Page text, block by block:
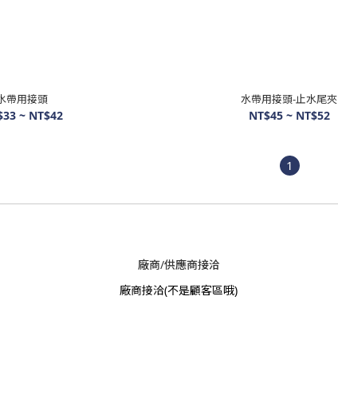
帶用接頭
~ NT$42
水帶用接頭-止水尾夾
NT$45 ~ NT$52
1
廠商/供應商接洽
廠商接洽(不是顧客區哦)